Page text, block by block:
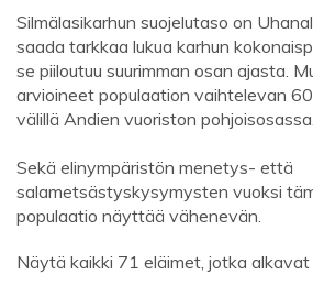
Silmälasikarhun suojelutaso on
saada tarkkaa lukua karhun
se piiloutuu suurimman osan ajasta.
arvioineet populaation vaihtelevan
välillä Andien vuoriston pohjoisosassa.
Sekä elinympäristön menetys- että
salametsästyskysymysten vuoksi
populaatio näyttää vähenevän.
Näytä kaikki 71 eläimet, jotka alkavat